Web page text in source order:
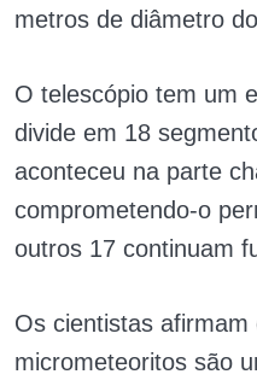
metros de diâmetro
O telescópio tem um
divide em 18
aconteceu na parte
comprometendo-o
outros 17 continuam
Os cientistas
micrometeoritos são